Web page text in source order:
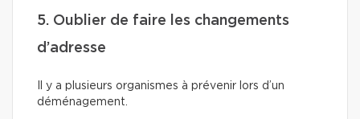
5. Oublier de faire les changements
d’adresse
Il y a plusieurs organismes à prévenir lors d’un
déménagement.